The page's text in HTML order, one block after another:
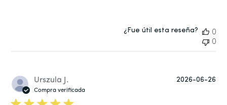
¿Fue útil esta reseña?
0
0
Urszula J.
Compra verificada
2026-06-26